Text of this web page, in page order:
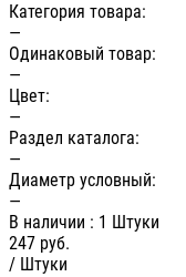
Категория товара:
—
Одинаковый товар:
—
Цвет:
—
Раздел каталога:
—
Диаметр условный:
—
В наличии : 1 Штуки
247 руб.
/ Штуки